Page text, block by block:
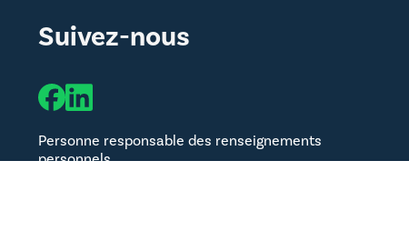
Suivez-nous
Personne responsable des renseignements
personnels